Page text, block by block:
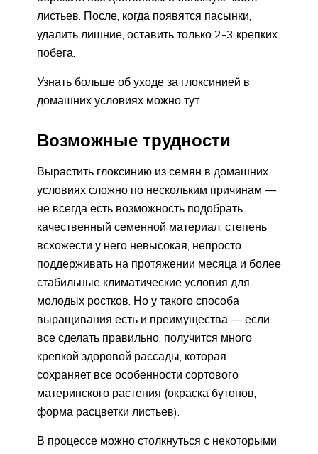
листьев. После, когда появятся пасынки,
удалить лишние, оставить только 2-3 крепких
побега.
Узнать больше об уходе за глоксинией в
домашних условиях можно тут.
Возможные трудности
Вырастить глоксинию из семян в домашних
условиях сложно по нескольким причинам —
не всегда есть возможность подобрать
качественный семенной материал, степень
всхожести у него невысокая, непросто
поддерживать на протяжении месяца и более
стабильные климатические условия для
молодых ростков. Но у такого способа
выращивания есть и преимущества — если
все сделать правильно, получится много
крепкой здоровой рассады, которая
сохраняет все особенности сортового
материнского растения (окраска бутонов,
форма расцветки листьев).
В процессе можно столкнуться с некоторыми